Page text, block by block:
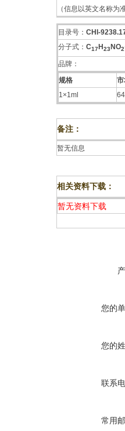
（信息以英文名称为
目录号： CHI-
分子式： C17 H 23 NO2
品牌：
规格
1×1ml
备注：
暂无信息
相关资料下载：
暂无资料下载
您的
您的
联系
常用